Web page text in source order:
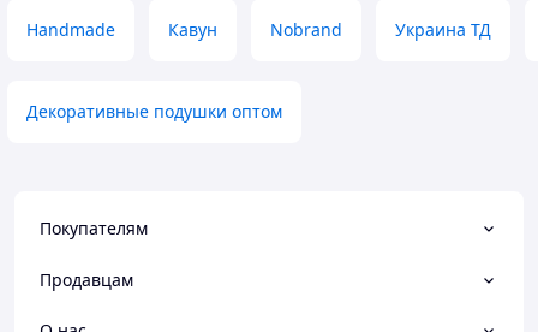
Handmade Кавун Nobrand Украина ТД
Декоративные подушки оптом
Покупателям
Продавцам